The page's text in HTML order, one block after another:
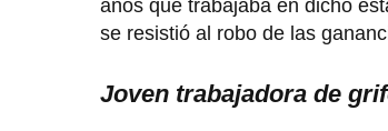
años que trabajaba en dicho
se resistió al robo de las
Joven trabajadora de